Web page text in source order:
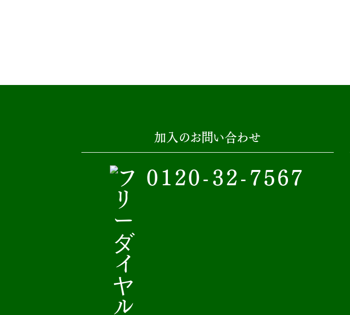
加入のお問い合わせ
0120-32-7567